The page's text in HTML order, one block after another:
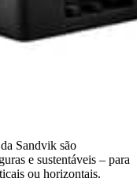
Sandvik são
e sustentáveis – para
ou horizontais.